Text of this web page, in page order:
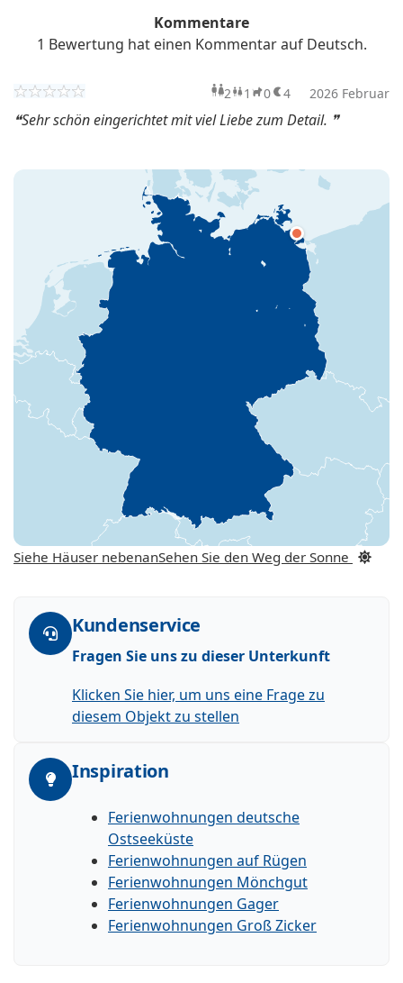
Kommentare
1 Bewertung hat einen Kommentar auf Deutsch.
2 Erwachsene
1 Kind
0 Haustiere
4 2026 Februar
Sehr schön eingerichtet mit viel Liebe zum Detail.
Siehe Häuser nebenanSehen Sie den Weg der Sonne
Kundenservice
Fragen Sie uns zu dieser Unterkunft
Klicken Sie hier, um uns eine Frage zu
diesem Objekt zu stellen
Inspiration
Ferienwohnungen deutsche
Ostseeküste
Ferienwohnungen auf Rügen
Ferienwohnungen Mönchgut
Ferienwohnungen Gager
Ferienwohnungen Groß Zicker